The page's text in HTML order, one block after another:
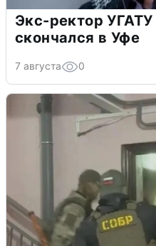
Экс-ректор
скончался в Уфе
7 августа 0